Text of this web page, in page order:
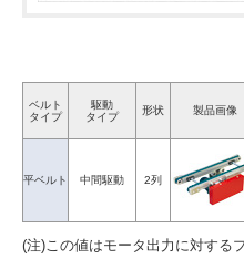
ベルト
タイプ
駆動
タイプ
形状 製品画像
平ベルト 中間駆動 2列
(注)この値はモータ出力に対する